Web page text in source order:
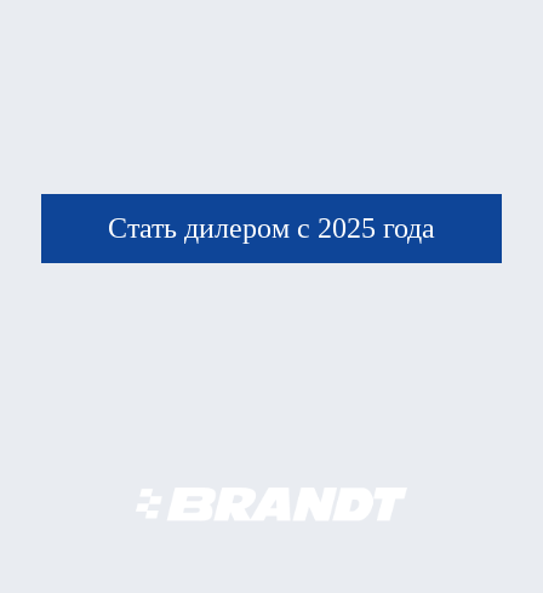
Стать дилером с 2025 года